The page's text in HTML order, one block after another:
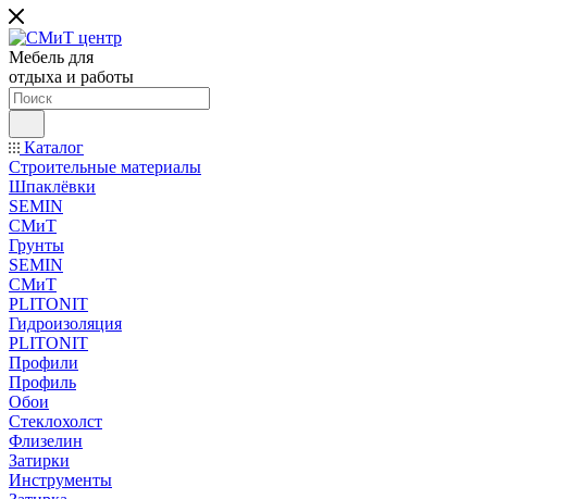
Мебель для
отдыха и работы
Каталог
Строительные материалы
Шпаклёвки
SEMIN
СМиТ
Грунты
SEMIN
СМиТ
PLITONIT
Гидроизоляция
PLITONIT
Профили
Профиль
Обои
Стеклохолст
Флизелин
Затирки
Инструменты